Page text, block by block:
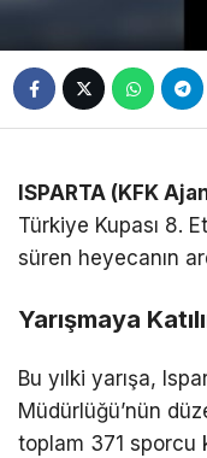
ISPARTA (KFK
Türkiye Kupası 8.
süren heyecanın
Yarışmaya
Bu yılki yarışa,
Müdürlüğü’nün
toplam 371 sporcu